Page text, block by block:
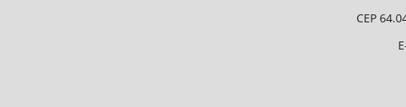
CEP 64.049-550, Teresina -
E-mail: